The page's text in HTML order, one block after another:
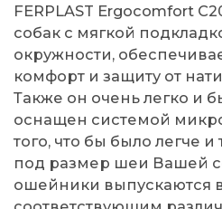
FERPLAST Ergocomfort
собак с мягкой
окружности,
комфорт и защиту от
Также он очень легко и
оснащен системой
того, что бы было легче
под размер шеи Вашей
ошейники выпускаются